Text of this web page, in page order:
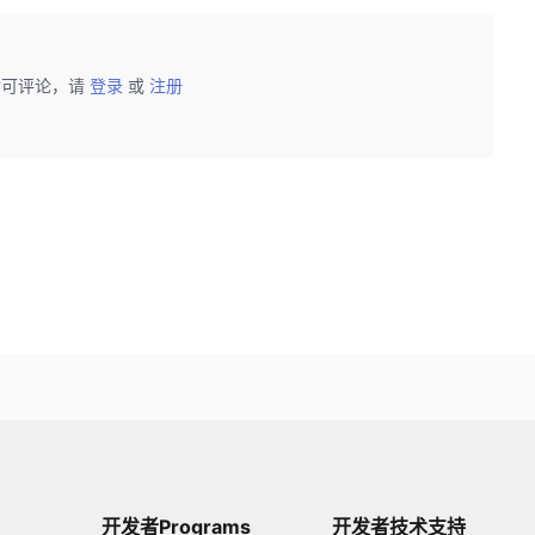
评论，请 登录 或 注册
开发者Programs 开发者技术支持